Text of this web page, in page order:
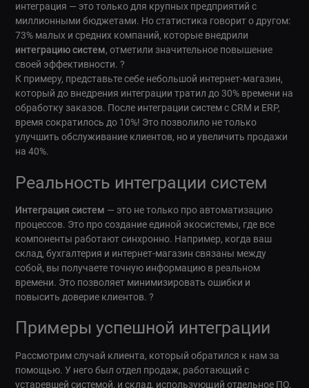
интеграция — это только для крупных предприятий с
миллионными бюджетами. Но статистика говорит о другом:
73% малых и средних компаний, которые внедрили
интеграцию систем, отметили значительное повышение
своей эффективности. ?
К примеру, представьте себе небольшой интернет-магазин,
который до внедрения интеграции тратил до 30% времени на
обработку заказов. После интеграции систем с CRM и ERP,
время сократилось до 10%! Это позволило не только
улучшить обслуживание клиентов, но и увеличить продажи
на 40%.
Реальность интеграции систем
Интеграция систем — это не только про автоматизацию
процессов. Это про создание единой экосистемы, где все
компоненты работают синхронно. Например, когда ваш
склад, бухгалтерия и интернет-магазин связаны между
собой, вы получаете точную информацию в реальном
времени. Это позволяет минимизировать ошибки и
повысить доверие клиентов. ?
Примеры успешной интеграции
Рассмотрим случай клиента, который обратился к нам за
помощью. У него был отдел продаж, работающий с
устаревшей системой, и склад, использующий отдельное ПО.